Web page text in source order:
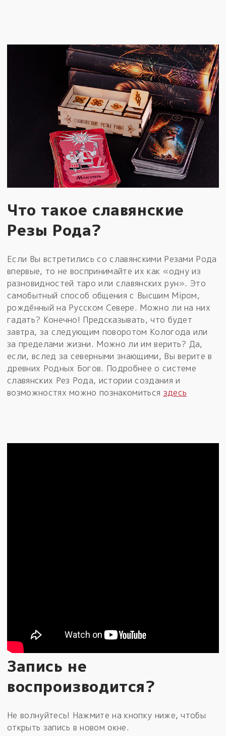
Что такое славянские
Резы Рода?
Если Вы встретились со славянскими Резами Рода
впервые, то не воспринимайте их как «одну из
разновидностей таро или славянских рун». Это
самобытный способ общения с Высшим Мiром,
рождённый на Русском Севере. Можно ли на них
гадать? Конечно! Предсказывать, что будет
завтра, за следующим поворотом Кологода или
за пределами жизни. Можно ли им верить? Да,
если, вслед за северными знающими, Вы верите в
древних Родных Богов. Подробнее о системе
славянских Рез Рода, истории создания и
возможностях можно познакомиться здесь
Запись не
воспроизводится?
Не волнуйтесь! Нажмите на кнопку ниже, чтобы
открыть запись в новом окне.